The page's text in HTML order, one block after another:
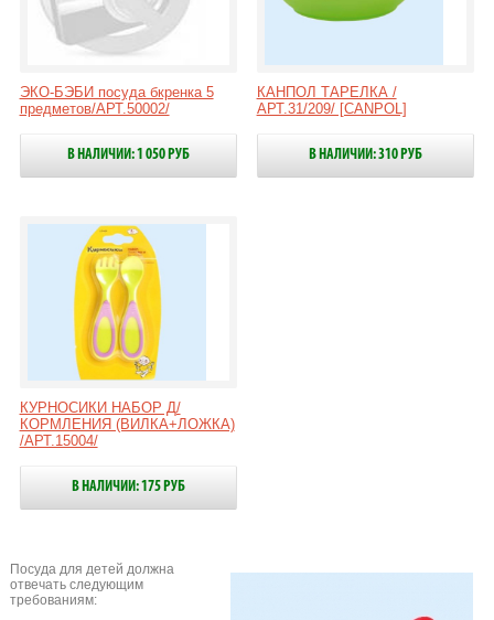
ЭКО-БЭБИ посуда бкренка 5
предметов/АРТ.50002/
В НАЛИЧИИ: 1 050 РУБ
КАНПОЛ ТАРЕЛКА /
АРТ.31/209/ [CANPOL]
В НАЛИЧИИ: 310 РУБ
КУРНОСИКИ НАБОР Д/
КОРМЛЕНИЯ (ВИЛКА+ЛОЖКА)
/АРТ.15004/
В НАЛИЧИИ: 175 РУБ
Посуда для детей должна
отвечать следующим
требованиям: